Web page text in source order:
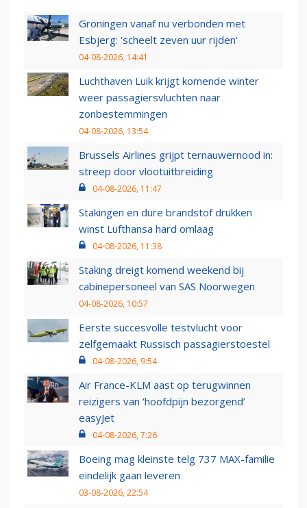
Groningen vanaf nu verbonden met
Esbjerg: 'scheelt zeven uur rijden'
04-08-2026, 14:41
Luchthaven Luik krijgt komende winter
weer passagiersvluchten naar
zonbestemmingen
04-08-2026, 13:54
Brussels Airlines grijpt ternauwernood in:
streep door vlootuitbreiding
04-08-2026, 11:47
Stakingen en dure brandstof drukken
winst Lufthansa hard omlaag
04-08-2026, 11:38
Staking dreigt komend weekend bij
cabinepersoneel van SAS Noorwegen
04-08-2026, 10:57
Eerste succesvolle testvlucht voor
zelfgemaakt Russisch passagierstoestel
04-08-2026, 9:54
Air France-KLM aast op terugwinnen
reizigers van ‘hoofdpijn bezorgend’
easyJet
04-08-2026, 7:26
Boeing mag kleinste telg 737 MAX-familie
eindelijk gaan leveren
03-08-2026, 22:54